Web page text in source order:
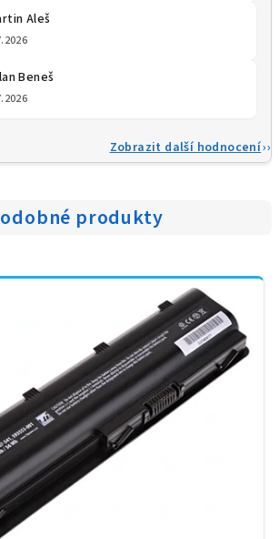
Aleš
Beneš
Zobrazit další hodnocení
produkty